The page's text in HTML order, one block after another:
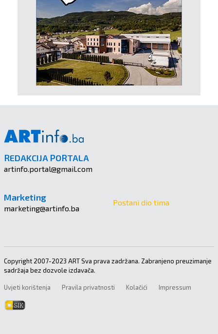
REDAKCIJA PORTALA
artinfo.portal@gmail.com
Marketing
marketing@artinfo.ba
Postani dio tima
Copyright 2007-2023 ART Sva prava zadržana. Zabranjeno preuzimanje
sadržaja bez dozvole izdavača.
Uvjeti korištenja Pravila privatnosti Kolačići Impressum